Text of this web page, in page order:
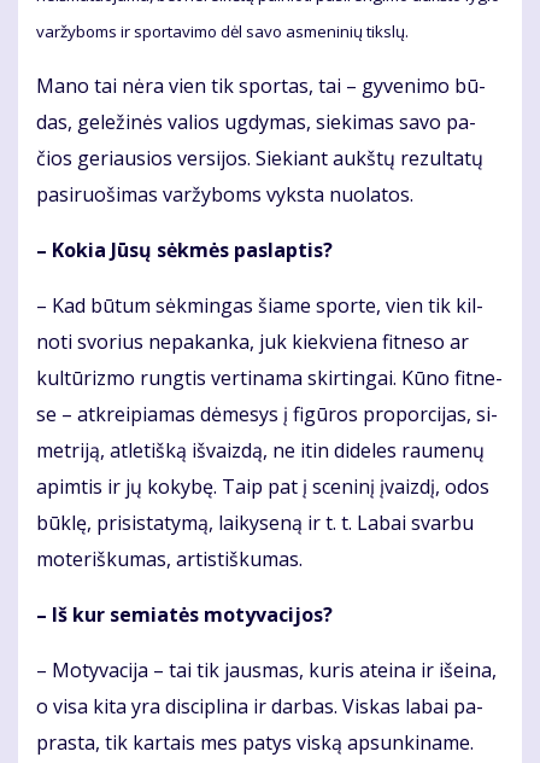
var­žy­boms ir spor­ta­vi­mo dėl sa­vo as­me­ni­nių tiks­lų.
Ma­no tai nė­ra vien tik spor­tas, tai – gy­ve­ni­mo bū­
das, ge­le­ži­nės va­lios ug­dy­mas, sie­ki­mas sa­vo pa­
čios ge­riau­sios ver­si­jos. Sie­kiant aukš­tų re­zul­ta­tų
pa­si­ruo­ši­mas var­žy­boms vyks­ta nuo­la­tos.
– Ko­kia Jū­sų sėk­mės pa­slap­tis?
– Kad bū­tum sėk­min­gas šia­me spor­te, vien tik kil­
no­ti svo­rius ne­pa­kan­ka, juk kiek­vie­na fit­ne­so ar
kul­tū­riz­mo rung­tis ver­ti­na­ma skir­tin­gai. Kū­no fit­ne­
se – at­krei­pia­mas dė­me­sys į fi­gū­ros pro­por­ci­jas, si­
met­ri­ją, at­le­tiš­ką iš­vaiz­dą, ne itin di­de­les rau­me­nų
ap­im­tis ir jų ko­ky­bę. Taip pat į sce­ni­nį įvaiz­dį, odos
būk­lę, pri­sis­ta­ty­mą, lai­ky­se­ną ir t. t. La­bai svar­bu
mo­te­riš­ku­mas, ar­tis­tiš­ku­mas.
– Iš kur se­mia­tės mo­ty­va­ci­jos?
– Mo­ty­va­ci­ja – tai tik jaus­mas, ku­ris at­ei­na ir iš­ei­na,
o vi­sa ki­ta yra dis­cip­li­na ir dar­bas. Vis­kas la­bai pa­
pras­ta, tik kar­tais mes pa­tys vis­ką ap­sun­ki­na­me.